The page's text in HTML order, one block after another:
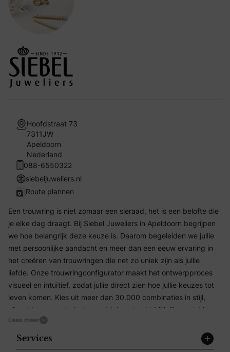
Hoofdstraat 73
7311JW
Apeldoorn
Nederland
088-6550322
siebeljuweliers.nl
Route plannen
Een trouwring is niet zomaar een sieraad, het is een belofte die
je elke dag draagt. Bij Siebel Juweliers in Apeldoorn begrijpen
we hoe belangrijk deze keuze is. Daarom begeleiden we jullie
met persoonlijke aandacht en meer dan een eeuw ervaring in
het creëren van trouwringen die net zo uniek zijn als jullie
liefde. Onze trouwringconfigurator maakt het ontwerpproces
visueel en intuïtief, zodat jullie direct zien hoe jullie keuzes tot
leven komen. Kies uit meer dan 30.000 combinaties in stijl,
afwerking en materiaal en ontdek wat echt bij jullie past. Van
tijdloos geelgoud tot modern witgoud, warm roségoud of
exclusief platina – elke ring wordt met de hand vervaardigd
door onze meestergoudsmeden. Voor wie op zoek is naar iets
Lees meer
Services